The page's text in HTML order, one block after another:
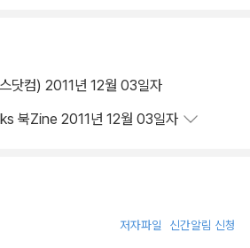
목하며 조선사를 총체적으로 조망하고자
로소 역사의 무대에 등장한 ‘새로운 인
의한 ‘시민으로 전환한 인민의 탄생’에 개
닷컴) 2011년 12월 03일자
북Zine 2011년 12월 03일자
저자파일 신간알림 신청